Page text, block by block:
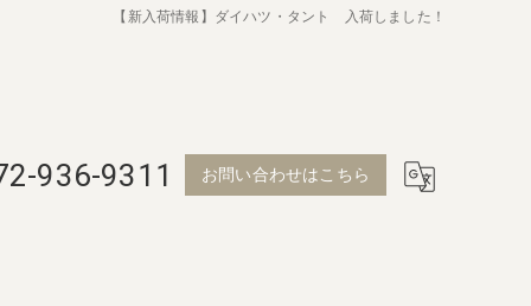
【新入荷情報】ダイハツ・タント 入荷しました！
936-9311 お問い合わせはこちら